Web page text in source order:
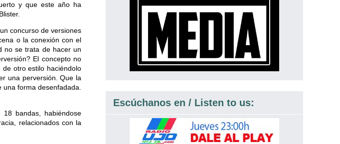
y que este año ha
concurso de versiones
o la conexión con el
no se trata de hacer un
El concepto no
otro estilo haciéndolo
una perversión. Que la
una forma desenfadada.
bandas, habiéndose
relacionados con la
Escúchanos en / Listen to us: